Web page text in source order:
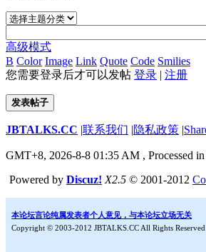
高级模式
B Color Image Link Quote Code Smilies
您需要登录后才可以发帖 登录 | 注册
发表帖子
JBTALKS.CC |联系我们 |隐私政策 |
GMT+8, 2026-8-8 01:35 AM , Processed
Powered by Discuz! X2.5 © 2001-2012
本论坛言论纯属发表者个人意见，与本论坛立场无关
Copyright © 2003-2012 JBTALKS.CC All Rights Reserved